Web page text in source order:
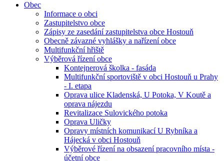
Obec
Informace o obci
Zastupitelstvo obce
Zápisy ze zasedání zastupitelstva obce Hostouň
Obecně závazné vyhlášky a nařízení obce
Multifunkční hřiště
Výběrová řízení obce
Kontejnerová školka - fasáda
Multifunkční sportoviště v obci Hostouň u Prahy
- I. etapa
Oprava ulice Kladenská, U Potoka, V Koutě a
oprava nájezdu
Revitalizace Sulovického potoka
Oprava Uličky
Opravy místních komunikací U Rybníka a
Hájecká v obci Hostouň
Výběrové řízení na obsazení pracovního místa -
účetní obce